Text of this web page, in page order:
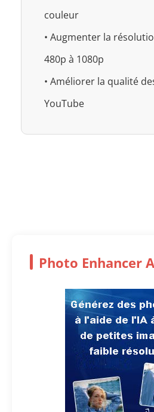
couleur
• Augmenter la
480p à 1080p
• Améliorer la qualité
YouTube
Photo Enhancer